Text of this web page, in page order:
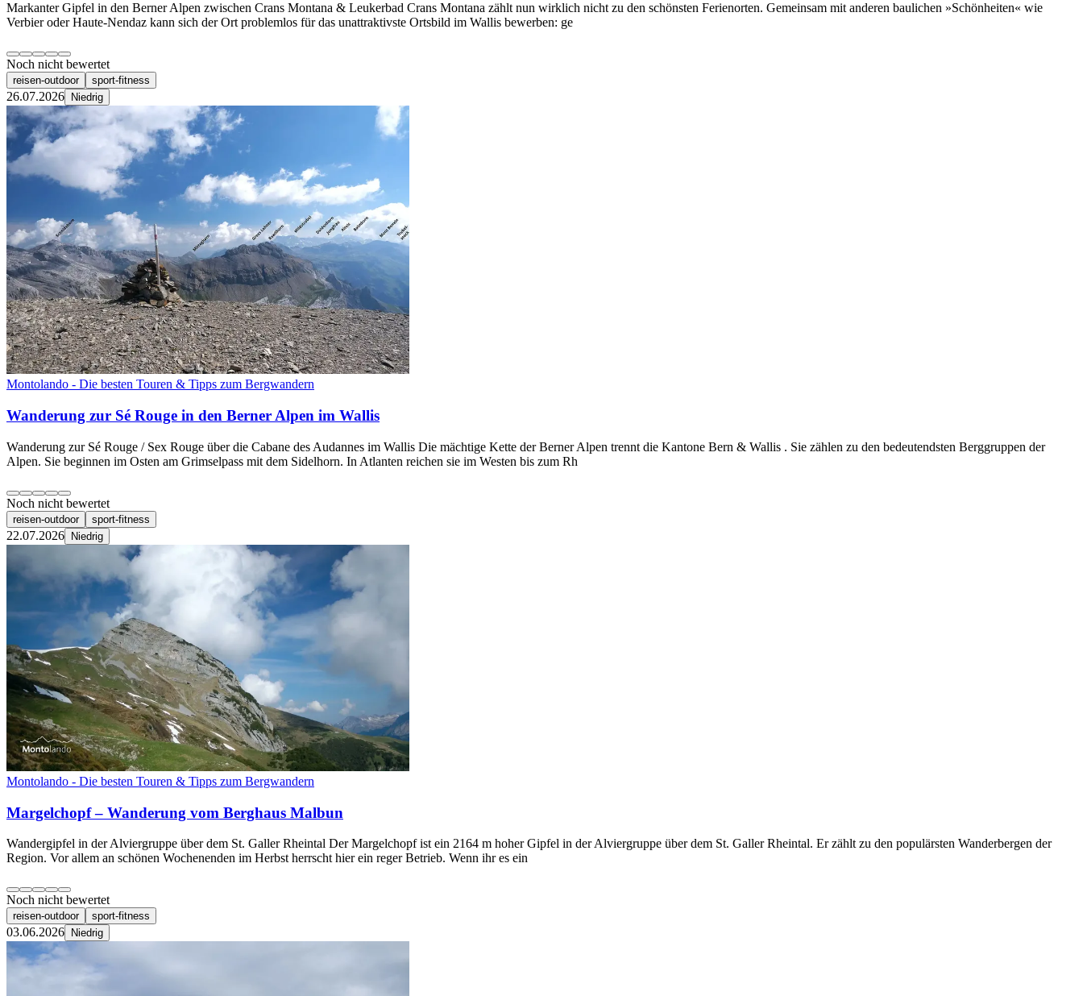
Markanter Gipfel in den Berner Alpen zwischen Crans Montana & Leukerbad Crans Montana zählt nun wirklich nicht zu den schönsten Ferienorten. Gemeinsam mit anderen baulichen »Schönheiten« wie
Verbier oder Haute-Nendaz kann sich der Ort problemlos für das unattraktivste Ortsbild im Wallis bewerben: ge
Noch nicht bewertet
reisen-outdoor sport-fitness
26.07.2026 Niedrig
Montolando - Die besten Touren & Tipps zum Bergwandern
Wanderung zur Sé Rouge in den Berner Alpen im Wallis
Wanderung zur Sé Rouge / Sex Rouge über die Cabane des Audannes im Wallis Die mächtige Kette der Berner Alpen trennt die Kantone Bern & Wallis . Sie zählen zu den bedeutendsten Berggruppen der
Alpen. Sie beginnen im Osten am Grimselpass mit dem Sidelhorn. In Atlanten reichen sie im Westen bis zum Rh
Noch nicht bewertet
reisen-outdoor sport-fitness
22.07.2026 Niedrig
Montolando - Die besten Touren & Tipps zum Bergwandern
Margelchopf – Wanderung vom Berghaus Malbun
Wandergipfel in der Alviergruppe über dem St. Galler Rheintal Der Margelchopf ist ein 2164 m hoher Gipfel in der Alviergruppe über dem St. Galler Rheintal. Er zählt zu den populärsten Wanderbergen der
Region. Vor allem an schönen Wochenenden im Herbst herrscht hier ein reger Betrieb. Wenn ihr es ein
Noch nicht bewertet
reisen-outdoor sport-fitness
03.06.2026 Niedrig